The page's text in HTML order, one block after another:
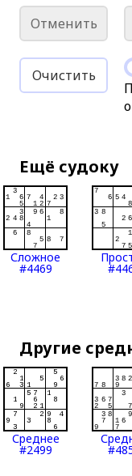
Отменить
Очистить
Ещё судоку
Сложное
#4469
Другие
Среднее
#2499